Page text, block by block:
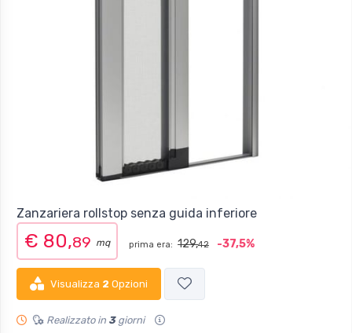
Zanzariera rollstop senza guida inferiore
€ 80,89 mq prima era: 129,42 -37,5%
Visualizza 2 Opzioni
Realizzato in 3giorni